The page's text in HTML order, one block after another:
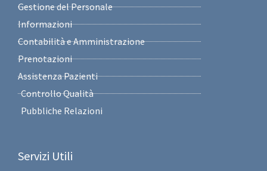
Gestione del Personale
Informazioni
Contabilità e Amministrazione
Prenotazioni
Assistenza Pazienti
Controllo Qualità
Pubbliche Relazioni
Servizi Utili